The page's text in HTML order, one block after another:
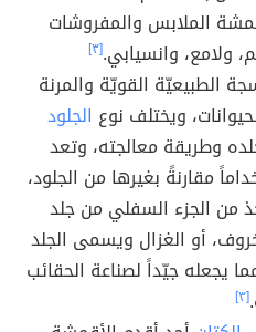
الملابس والمفروشات
ولامع، وانسيابي.[٣]
الطبيعيّة القويّة والمرنة
ويختلف نوع الجلود
وطريقة معالجته، وتعد
مقارنةً بغيرها من الجلود،
من الجزء السفلي من جلد
أو الغزال ويسمى الجلد
يجعله جيّداً لصناعة الحقائب
[٣]